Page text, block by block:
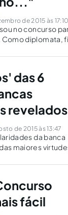
de 2015 às 17:10
no concurso
diplomata,
de África.
meio das cotas.
das 6
revelados
de 2015 às 13:47
da banca
maiores
seis principais
das 6
fácil